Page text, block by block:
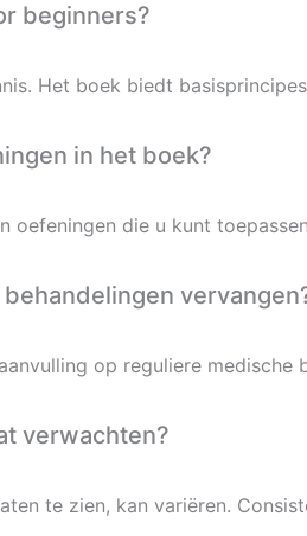
beginners?
Het boek biedt
in het boek?
oefeningen die u kunt
op reguliere medische
verwachten?
te zien, kan variëren.